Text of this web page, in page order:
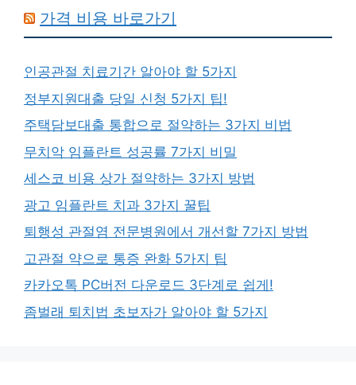
가격 비용 바로가기
인공관절 치료기간 알아야 할 5가지
정부지원대출 당일 신청 5가지 팁!
주택담보대출 통합으로 절약하는 3가지 비법
무치악 임플란트 성공률 7가지 비밀
세스코 비용 상가 절약하는 3가지 방법
광고 임플란트 치과 3가지 꿀팁
퇴행성 관절염 전문병원에서 개선할 7가지 방법
고관절 약으로 통증 완화 5가지 팁
카카오톡 PC버전 다운로드 3단계로 쉽게!
좀벌래 퇴치법 초보자가 알아야 할 5가지